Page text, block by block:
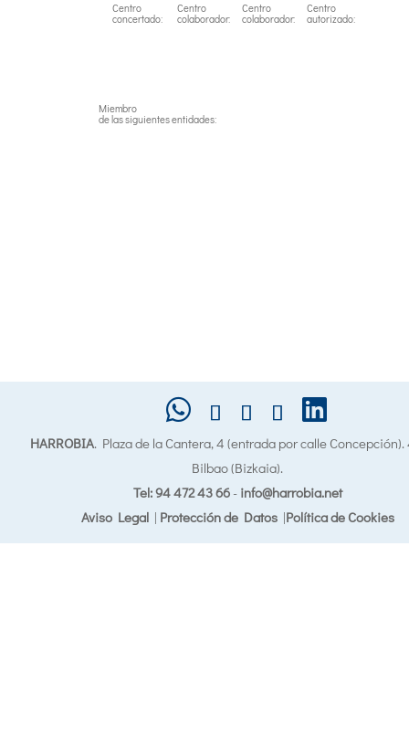
Centro
concertado:
Centro
colaborador:
Centro
colaborador:
Centro
autorizado:
Miembro
de las siguientes entidades:
HARROBIA. Plaza de la Cantera, 4 (entrada por calle
Bilbao (Bizkaia).
Tel: 94 472 43 66- info@harrobia.net
Aviso Legal| Protección de Datos|Política de Cookies